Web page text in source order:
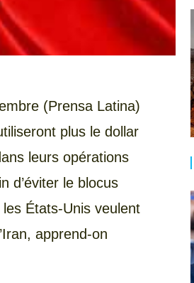
(Prensa Latina)
plus le dollar
leurs opérations
d’éviter le blocus
États-Unis veulent
apprend-on